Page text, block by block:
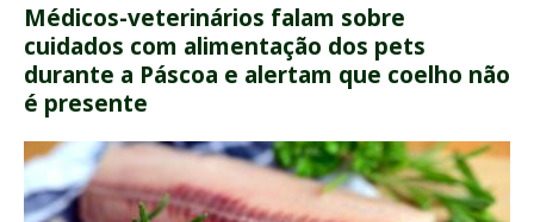
Médicos-veterinários falam sobre
cuidados com alimentação dos pets
durante a Páscoa e alertam que coelho não
é presente